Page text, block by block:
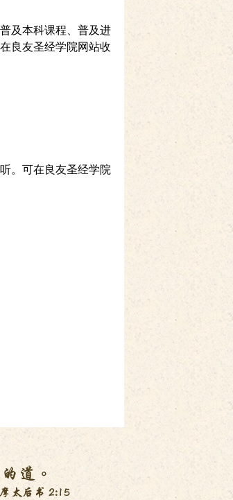
及本科课程、普及进
良友圣经学院网站收
。可在良友圣经学院